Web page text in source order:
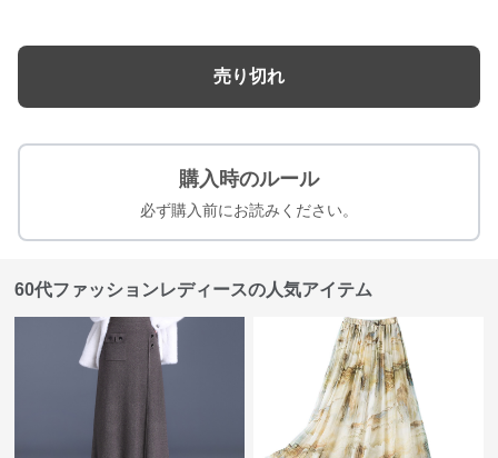
売り切れ
購入時のルール
必ず購入前にお読みください。
60代ファッションレディースの人気アイテム